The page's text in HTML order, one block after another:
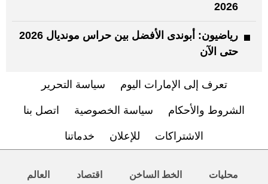
2026
رياضيون: أبوندى الأفضل بين حراس مونديال 2026
حتى الآن
تعرف إلى الإمارات اليوم سياسة التحرير
الشروط والأحكام سياسة الخصوصية اتصل بنا
الاشتراكات للإعلان خدماتنا
محليات الخط الساخن اقتصاد العالم